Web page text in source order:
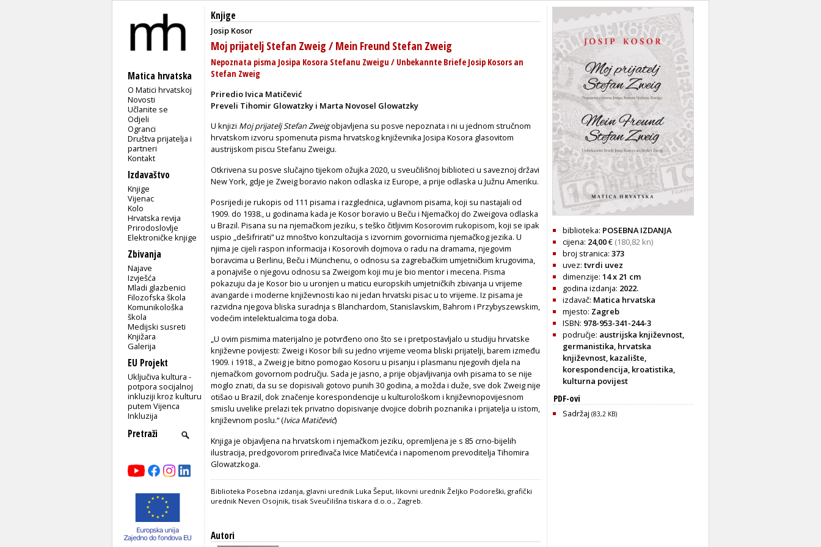
Matica hrvatska
O Matici hrvatskoj
Novosti
Učlanite se
Odjeli
Ogranci
Društva prijatelja i
partneri
Kontakt
Izdavaštvo
Knjige
Vijenac
Kolo
Hrvatska revija
Prirodoslovlje
Elektroničke knjige
Zbivanja
Najave
Izvješća
Mladi glazbenici
Filozofska škola
Komunikološka
škola
Medijski susreti
Knjižara
Galerija
EU Projekt
Uključiva kultura -
potpora socijalnoj
inkluziji kroz kulturu
putem Vijenca
Inkluzija
Knjige
Josip Kosor
Moj prijatelj Stefan Zweig / Mein Freund Stefan Zweig
Nepoznata pisma Josipa Kosora Stefanu Zweigu / Unbekannte Briefe Josip Kosors an
Stefan Zweig
Priredio Ivica Matičević
Preveli Tihomir Glowatzky i Marta Novosel Glowatzky
U knjizi Moj prijatelj Stefan Zweigobjavljena su posve nepoznata i ni u jednom stručnom
hrvatskom izvoru spomenuta pisma hrvatskog književnika Josipa Kosora glasovitom
austrijskom piscu Stefanu Zweigu.
Otkrivena su posve slučajno tijekom ožujka 2020, u sveučilišnoj biblioteci u saveznoj državi
New York, gdje je Zweig boravio nakon odlaska iz Europe, a prije odlaska u Južnu Ameriku.
Posrijedi je rukopis od 111 pisama i razglednica, uglavnom pisama, koji su nastajali od
1909. do 1938., u godinama kada je Kosor boravio u Beču i Njemačkoj do Zweigova odlaska
u Brazil. Pisana su na njemačkom jeziku, s teško čitljivim Kosorovim rukopisom, koji se ipak
uspio „dešifrirati“ uz mnoštvo konzultacija s izvornim govornicima njemačkog jezika. U
njima je cijeli raspon informacija i Kosorovih dojmova o radu na dramama, njegovim
boravcima u Berlinu, Beču i Münchenu, o odnosu sa zagrebačkim umjetničkim krugovima,
a ponajviše o njegovu odnosu sa Zweigom koji mu je bio mentor i mecena. Pisma
pokazuju da je Kosor bio u uronjen u maticu europskih umjetničkih zbivanja u vrijeme
avangarde i moderne književnosti kao ni jedan hrvatski pisac u to vrijeme. Iz pisama je
razvidna njegova bliska suradnja s Blanchardom, Stanislavskim, Bahrom i Przybyszewskim,
vodećim intelektualcima toga doba.
„U ovim pismima materijalno je potvrđeno ono što se i pretpostavljalo u studiju hrvatske
književne povijesti: Zweig i Kosor bili su jedno vrijeme veoma bliski prijatelji, barem između
1909. i 1918., a Zweig je bitno pomogao Kosoru u pisanju i plasmanu njegovih djela na
njemačkom govornom području. Sada je jasno, a prije objavljivanja ovih pisama to se nije
moglo znati, da su se dopisivali gotovo punih 30 godina, a možda i duže, sve dok Zweig nije
otišao u Brazil, dok značenje korespondencije u kulturološkom i književnopovijesnom
smislu uvelike prelazi tek privatno dopisivanje dvojice dobrih poznanika i prijatelja u istom,
književnom poslu.“ (Ivica Matičević)
Knjiga je objavljena na hrvatskom i njemačkom jeziku, opremljena je s 85 crno-bijelih
ilustracija, predgovorom priređivača Ivice Matičevića i napomenom prevoditelja Tihomira
Glowatzkoga.
Biblioteka Posebna izdanja, glavni urednik Luka Šeput, likovni urednik Željko Podoreški, grafički
urednik Neven Osojnik, tisak Sveučilišna tiskara d.o.o., Zagreb.
Autori
biblioteka: POSEBNA IZDANJA
cijena: 24,00€ (180,82 kn)
broj stranica: 373
uvez: tvrdi uvez
dimenzije: 14 x 21 cm
godina izdanja: 2022.
izdavač: Matica hrvatska
mjesto: Zagreb
ISBN: 978-953-341-244-3
područje: austrijska književnost,
germanistika, hrvatska
književnost, kazalište,
korespondencija, kroatistika,
kulturna povijest
PDF-ovi
Sadržaj (83,2 KB)